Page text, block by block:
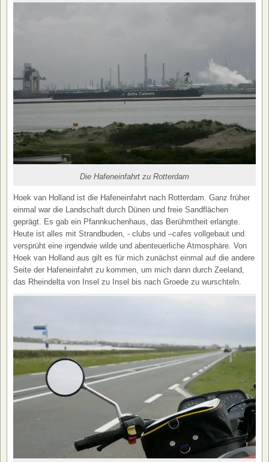
Die Hafeneinfahrt zu Rotterdam
Hoek van Holland ist die Hafeneinfahrt nach Rotterdam. Ganz früher
einmal war die Landschaft durch Dünen und freie Sandflächen
geprägt. Es gab ein Pfannkuchenhaus, das Berühmtheit erlangte.
Heute ist alles mit Strandbuden, - clubs und –cafes vollgebaut und
versprüht eine irgendwie wilde und abenteuerliche Atmosphäre. Von
Hoek van Holland aus gilt es für mich zunächst einmal auf die andere
Seite der Hafeneinfahrt zu kommen, um mich dann durch Zeeland,
das Rheindelta von Insel zu Insel bis nach Groede zu wurschteln.